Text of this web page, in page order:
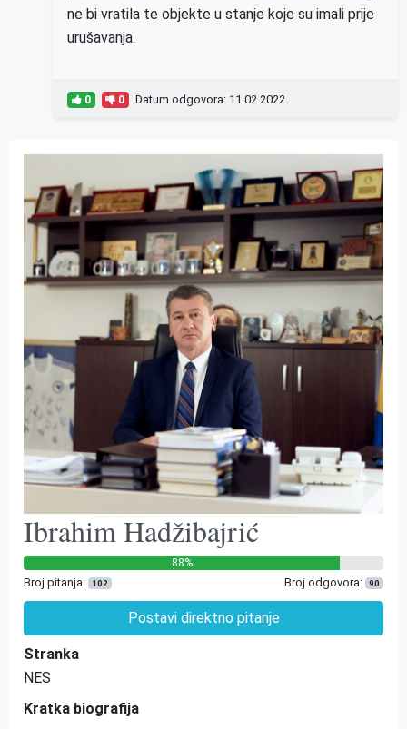
ne bi vratila te objekte u stanje koje su imali prije
urušavanja.
0 0 Datum odgovora: 11.02.2022
Ibrahim Hadžibajrić
88%
Broj pitanja: 102 Broj odgovora: 90
Postavi direktno pitanje
Stranka
NES
Kratka biografija